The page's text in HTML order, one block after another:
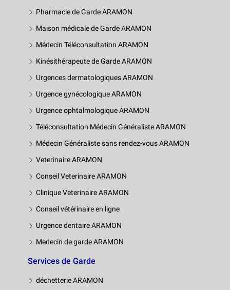
Pharmacie de Garde ARAMON
Maison médicale de Garde ARAMON
Médecin Téléconsultation ARAMON
Kinésithérapeute de Garde ARAMON
Urgences dermatologiques ARAMON
Urgence gynécologique ARAMON
Urgence ophtalmologique ARAMON
Téléconsultation Médecin Généraliste ARAMON
Médecin Généraliste sans rendez-vous ARAMON
Veterinaire ARAMON
Conseil Veterinaire ARAMON
Clinique Veterinaire ARAMON
Conseil vétérinaire en ligne
Urgence dentaire ARAMON
Medecin de garde ARAMON
Services de Garde
déchetterie ARAMON